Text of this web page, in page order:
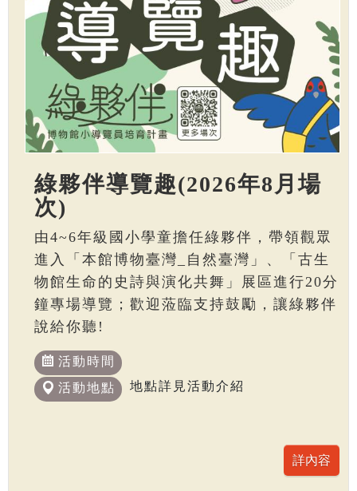
綠夥伴導覽趣(2026年8月場
次)
由4~6年級國小學童擔任綠夥伴，帶領觀眾
進入「本館博物臺灣_自然臺灣」、「古生
物館生命的史詩與演化共舞」展區進行20分
鐘專場導覽；歡迎蒞臨支持鼓勵，讓綠夥伴
說給你聽!
活動時間
活動地點
地點詳見活動介紹